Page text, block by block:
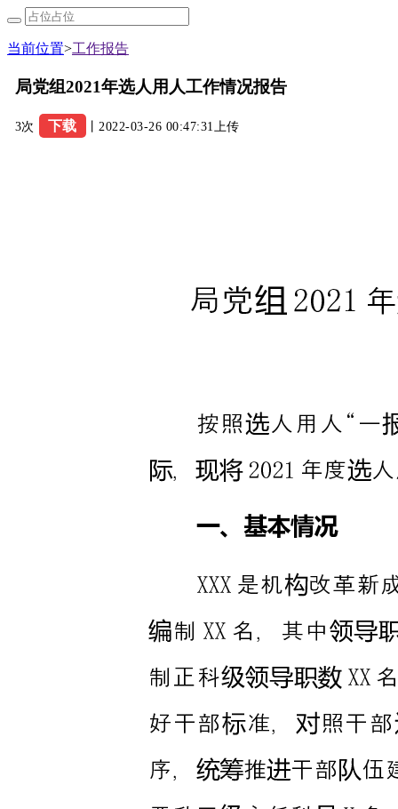
当前位置>工作报告
局党组2021年选人用人工作情况报告
3次 下载 丨2022-03-26 00:47:31上传